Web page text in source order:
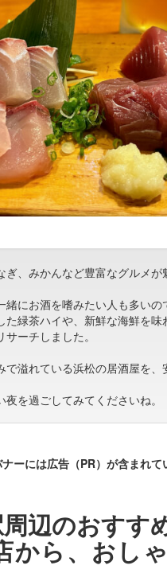
、みかんなど豊富なグルメが
にお酒を嗜みたい人も多いの
た緑茶ハイや、新鮮な海鮮を
ーチしました。
溢れている浜松の居酒屋を
を過ごしてみてくださいね。
ーには広告（PR）が含まれて
周辺のおすす
から、おし